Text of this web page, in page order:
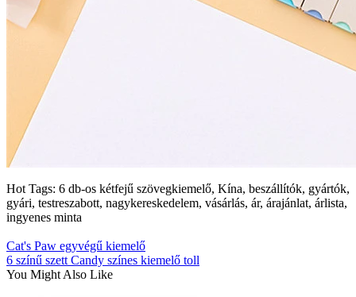
Hot Tags: 6 db-os kétfejű szövegkiemelő, Kína, beszállítók, gyártók,
gyári, testreszabott, nagykereskedelem, vásárlás, ár, árajánlat, árlista,
ingyenes minta
Cat's Paw egyvégű kiemelő
6 színű szett Candy színes kiemelő toll
You Might Also Like